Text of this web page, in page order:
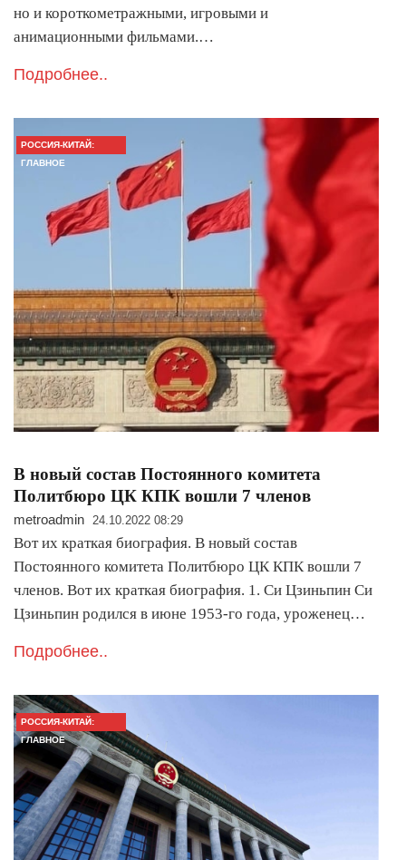
но и короткометражными, игровыми и
анимационными фильмами.…
Подробнее..
РОССИЯ-КИТАЙ:
ГЛАВНОЕ
В новый состав Постоянного комитета
Политбюро ЦК КПК вошли 7 членов
metroadmin 24.10.2022 08:29
Вот их краткая биография. В новый состав
Постоянного комитета Политбюро ЦК КПК вошли 7
членов. Вот их краткая биография. 1. Си Цзиньпин Си
Цзиньпин родился в июне 1953-го года, уроженец…
Подробнее..
РОССИЯ-КИТАЙ:
ГЛАВНОЕ